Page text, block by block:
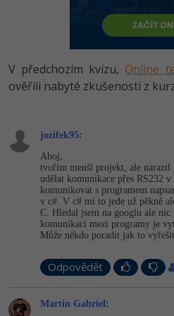
HTML5, CSS3,
Testování a verzování
Spring
ASP.NET MVC
Django
JavaScript
Python
HTML / CSS
UML a návrhové vzory
MySQL/MariaDB
MS-SQL
SQLite
C# Game developer
Tester
Systémový
Grafik / UX/UI návrhář
3D grafik
Projektový manažer
Databázový analytik
-80%
PHP -80%
Kotlin -80%
C -80%
VB.NET
SQL
Návrh SW
V předchozím kvízu, Online
ověřili nabyté zkušenosti z
jozifek95:
Ahoj,
tvořím menší projekt, ale narazil
udělat komunikace přes RS232
komunikovat s programem
v c#. V c# mi to jede už pěkně
C. Hledal jsem na googlu ale nic
komunikaci mezi programy je
Může někdo poradit jak to
Odpovědět
Martin Gabriel: